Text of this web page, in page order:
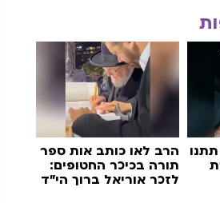
הרב לאו כותב אות ספר
תורה בכיכר החטופים:
לזכר אוריאל ברוך הי"ד